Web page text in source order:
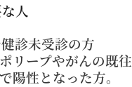
人
診未受診の方
リープやがんの既
陽性となった方。